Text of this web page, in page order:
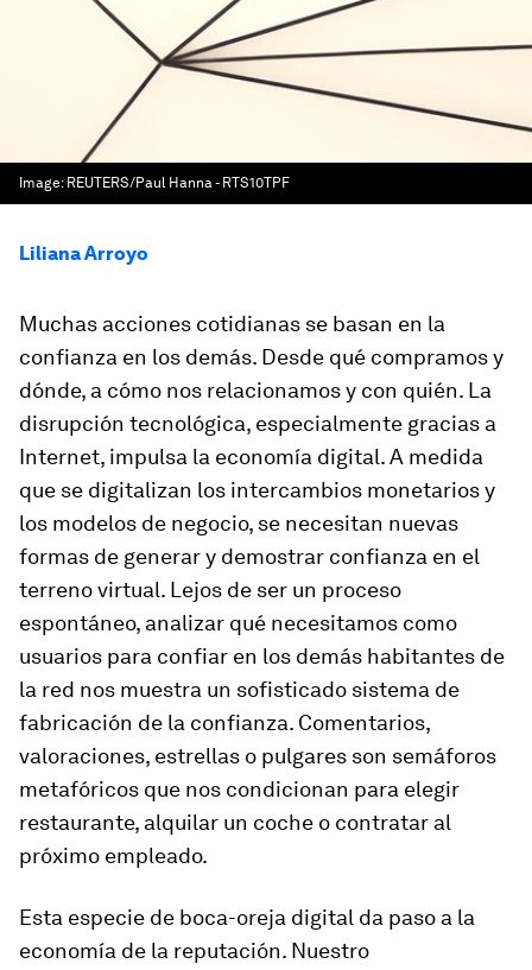
Image: REUTERS/Paul Hanna - RTS10TPF
Liliana Arroyo
Muchas acciones cotidianas se basan en la
confianza en los demás. Desde qué compramos y
dónde, a cómo nos relacionamos y con quién. La
disrupción tecnológica, especialmente gracias a
Internet, impulsa la economía digital. A medida
que se digitalizan los intercambios monetarios y
los modelos de negocio, se necesitan nuevas
formas de generar y demostrar confianza en el
terreno virtual. Lejos de ser un proceso
espontáneo, analizar qué necesitamos como
usuarios para confiar en los demás habitantes de
la red nos muestra un sofisticado sistema de
fabricación de la confianza. Comentarios,
valoraciones, estrellas o pulgares son semáforos
metafóricos que nos condicionan para elegir
restaurante, alquilar un coche o contratar al
próximo empleado.
Esta especie de boca-oreja digital da paso a la
economía de la reputación. Nuestro